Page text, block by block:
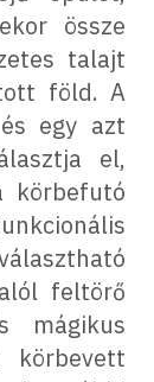
össze
talajt
föld. A
egy azt
el,
körbefutó
feltörő
mágikus